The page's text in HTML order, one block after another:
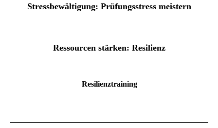
Stressbewältigung: Prüfungsstress meistern
Ressourcen stärken: Resilienz
Resilienztraining